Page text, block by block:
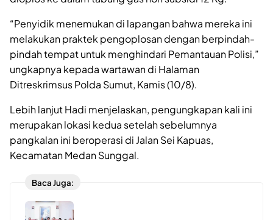
“Penyidik menemukan di lapangan bahwa mereka ini
melakukan praktek pengoplosan dengan berpindah-
pindah tempat untuk menghindari Pemantauan Polisi,”
ungkapnya kepada wartawan di Halaman
Ditreskrimsus Polda Sumut, Kamis (10/8).
Lebih lanjut Hadi menjelaskan, pengungkapan kali ini
merupakan lokasi kedua setelah sebelumnya
pangkalan ini beroperasi di Jalan Sei Kapuas,
Kecamatan Medan Sunggal.
Baca Juga: